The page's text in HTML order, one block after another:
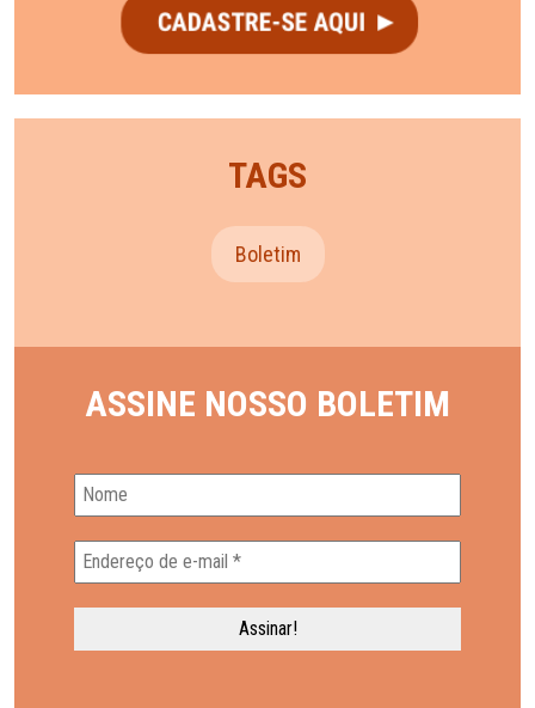
TAGS
Boletim
ASSINE NOSSO BOLETIM